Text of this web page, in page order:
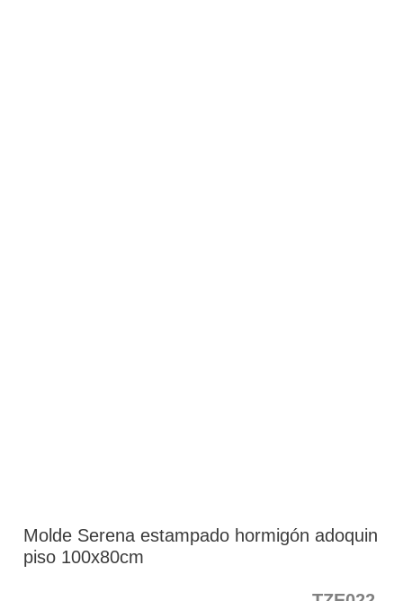
Molde Serena estampado hormigón adoquin
piso 100x80cm